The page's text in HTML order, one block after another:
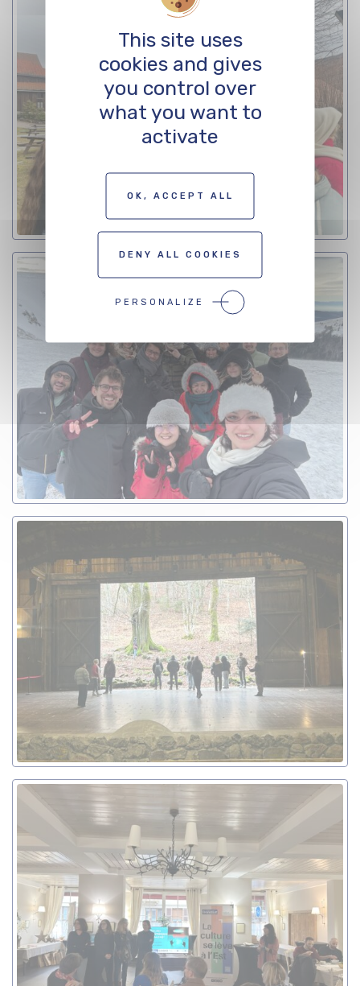
This site uses
cookies and gives
you control over
what you want to
activate
OK, ACCEPT ALL
DENY ALL COOKIES
PERSONALIZE